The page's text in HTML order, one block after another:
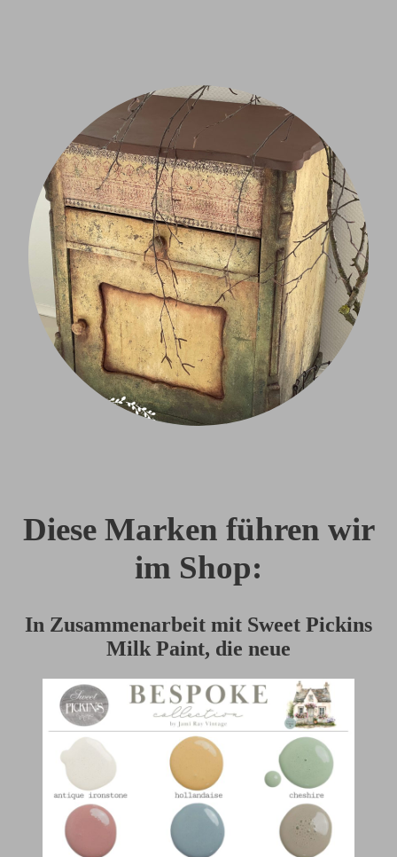
Diese Marken führen wir
im Shop:
In Zusammenarbeit mit Sweet Pickins
Milk Paint, die neue